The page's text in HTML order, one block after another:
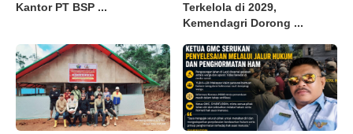
Kantor PT BSP ...
Terkelola di 2029,
Kemendagri Dorong ...